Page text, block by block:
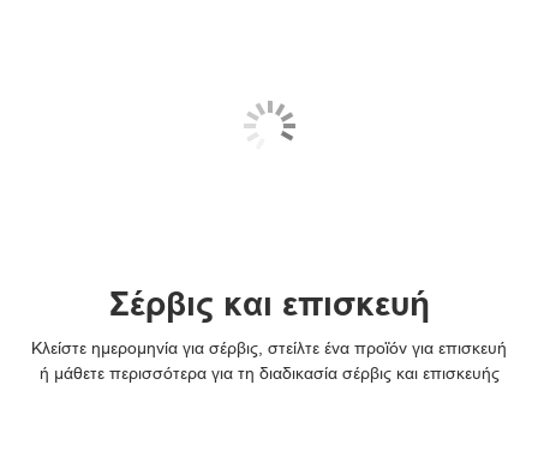
Σέρβις και επισκευή
Κλείστε ημερομηνία για σέρβις, στείλτε ένα προϊόν για επισκευή
ή μάθετε περισσότερα για τη διαδικασία σέρβις και επισκευής